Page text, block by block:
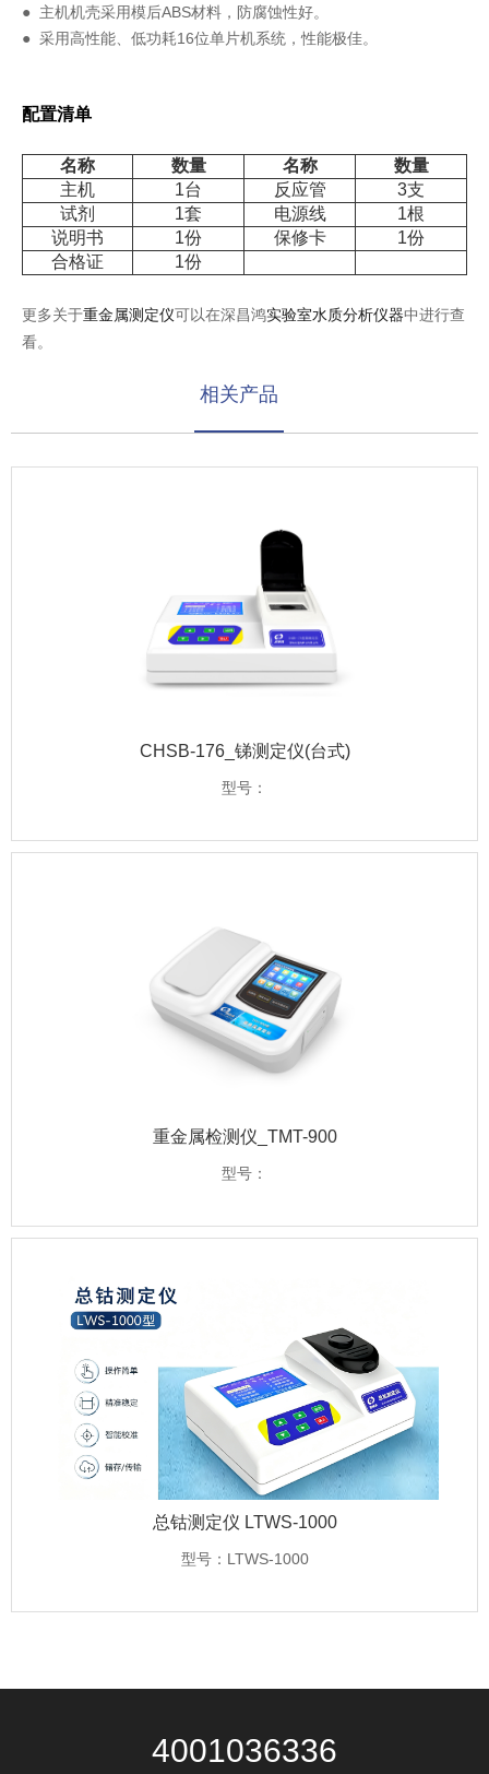
● 主机机壳采用模后ABS材料，防腐蚀性好。
● 采用高性能、低功耗16位单片机系统，性能极佳。
配置清单
名称 数量 名称
数量
主机
1台 反应管
3支
试剂
1套 电源线
1根
说明书
1份 保修卡
1份
合格证
1份
更多关于重金属测定仪可以在深昌鸿实验室水质分析仪器中进行查
看。
相关产品
CHSB-176_锑测定仪(台式)
型号：
重金属检测仪_TMT-900
型号：
总钴测定仪 LTWS-1000
型号：LTWS-1000
4001036336